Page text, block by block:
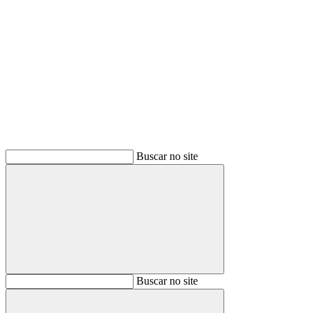
Buscar no site
BuscarBuscar no site